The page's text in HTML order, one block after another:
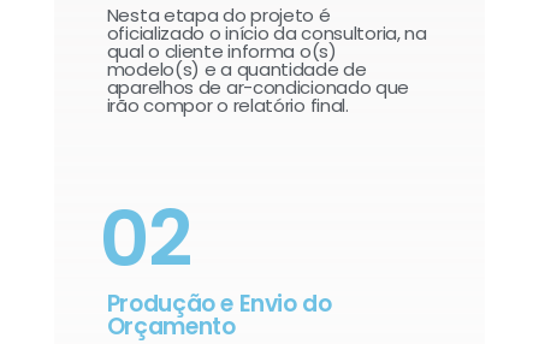
Nesta etapa do projeto é
oficializado o início da consultoria, na
qual o cliente informa o(s)
modelo(s) e a quantidade de
aparelhos de ar-condicionado que
irão compor o relatório final.​
02
Produção e Envio do
Orçamento